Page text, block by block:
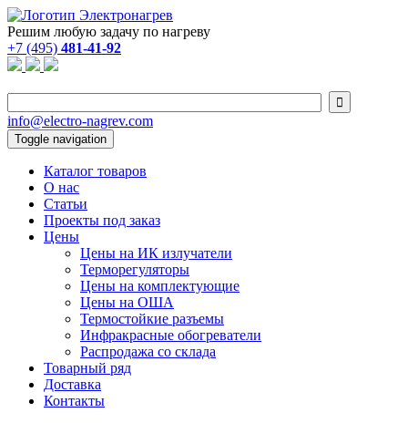
Решим любую задачу по нагреву
+7 (495) 481-41-92

info@electro-nagrev.com
Toggle navigation
Каталог товаров
О нас
Статьи
Проекты под заказ
Цены
Цены на ИК излучатели
Терморегуляторы
Цены на комплектующие
Цены на ОША
Термостойкие разъемы
Инфракрасные обогреватели
Распродажа со склада
Товарный ряд
Доставка
Контакты